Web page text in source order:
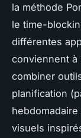
la méthode
le time-
différentes
conviennent à
combiner
planification
visuels